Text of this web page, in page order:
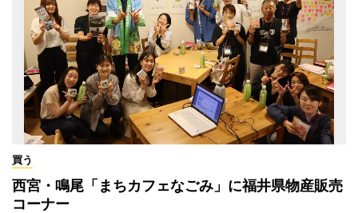
買う
西宮・鳴尾「まちカフェなごみ」に福井県物産販売
コーナー